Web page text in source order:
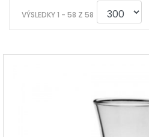
VÝSLEDKY 1 - 58 Z 58